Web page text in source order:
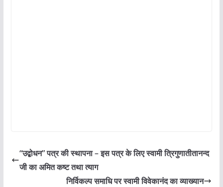
“उद्बोधन” पत्र की स्थापना – इस पत्र के लिए स्वामी त्रिगुणातीतानन्द
जी का अमित कष्ट तथा त्याग
निर्विकल्प समाधि पर स्वामी विवेकानंद का व्याख्यान